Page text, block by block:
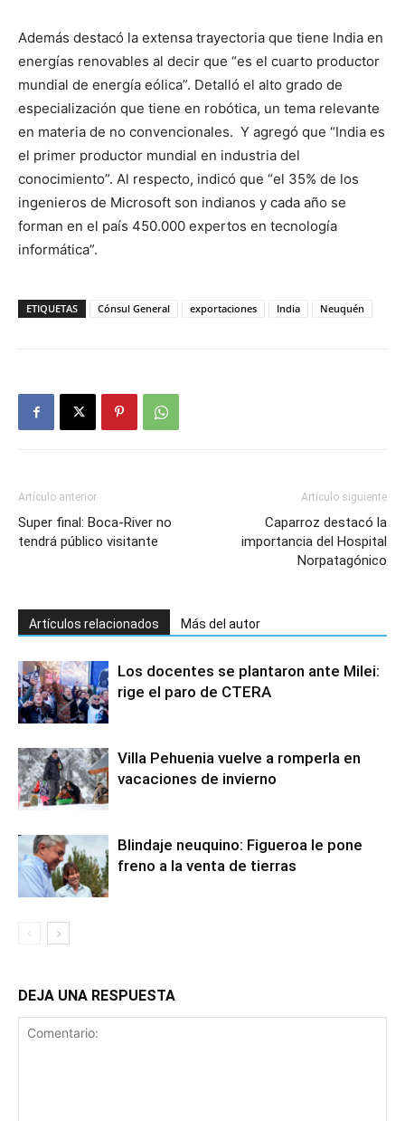
Además destacó la extensa trayectoria que tiene India en
energías renovables al decir que “es el cuarto productor
mundial de energía eólica”. Detalló el alto grado de
especialización que tiene en robótica, un tema relevante
en materia de no convencionales. Y agregó que “India es
el primer productor mundial en industria del
conocimiento”. Al respecto, indicó que “el 35% de los
ingenieros de Microsoft son indianos y cada año se
forman en el país 450.000 expertos en tecnología
informática”.
ETIQUETAS Cónsul General exportaciones India Neuquén
Artículo anterior
Super final: Boca-River no
tendrá público visitante
Artículo siguiente
Caparroz destacó la
importancia del Hospital
Norpatagónico
Artículos relacionados Más del autor
Los docentes se plantaron ante Milei:
rige el paro de CTERA
Villa Pehuenia vuelve a romperla en
vacaciones de invierno
Blindaje neuquino: Figueroa le pone
freno a la venta de tierras
DEJA UNA RESPUESTA